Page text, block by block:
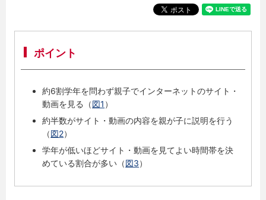
ポイント
約6割学年を問わず親子でインターネットのサイト・
動画を見る（図1 ）
約半数がサイト・動画の内容を親が子に説明を行う
（図2）
学年が低いほどサイト・動画を見てよい時間帯を決
めている割合が多い（図3）